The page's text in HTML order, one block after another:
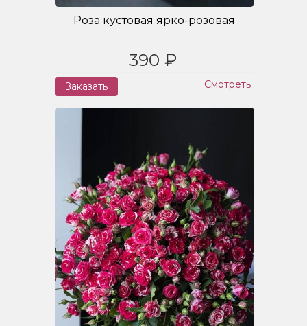
Роза кустовая ярко-розовая
390 ₽
Заказать Смотреть